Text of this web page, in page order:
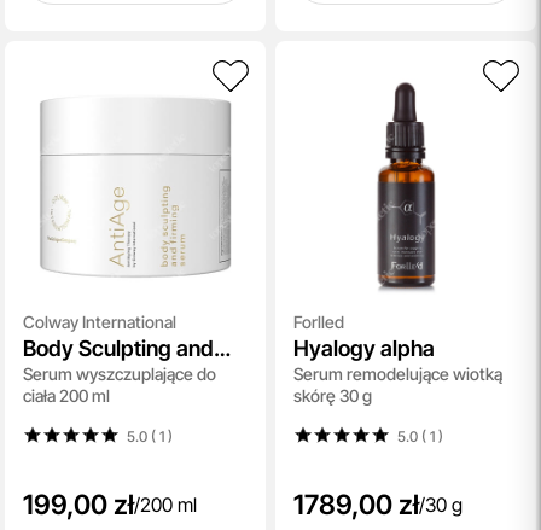
Colway International
Body Sculpting and
Firming Serum
Serum wyszczuplające do
ciała 200 ml
5.0 ( 1)
199,00 zł/200 ml
Forlled
Hyalogy alpha
Serum remodelujące wiotką
skórę 30 g
5.0 ( 1)
1789,00 zł/30 g